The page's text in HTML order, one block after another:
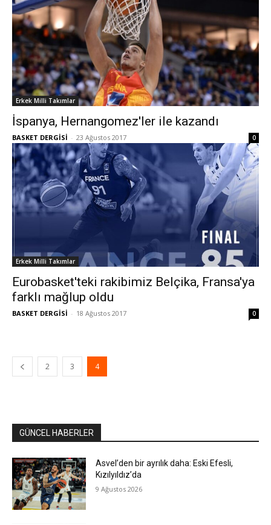
Erkek Milli Takımlar
İspanya, Hernangomez'ler ile kazandı
BASKET DERGİSİ - 23 Ağustos 2017 0
Erkek Milli Takımlar
Eurobasket'teki rakibimiz Belçika, Fransa'ya
farklı mağlup oldu
BASKET DERGİSİ - 18 Ağustos 2017 0
2 3 4
GÜNCEL HABERLER
Asvel’den bir ayrılık daha: Eski Efesli,
Kızılyıldız’da
9 Ağustos 2026